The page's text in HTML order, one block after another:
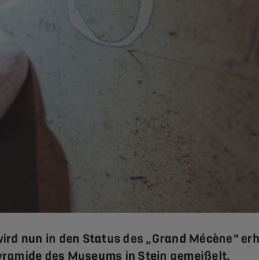
nun in den Status des „Grand Mécène“
des Museums in Stein gemeißelt.